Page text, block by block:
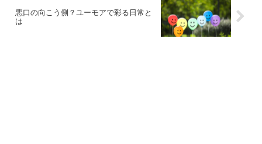
悪口の向こう側？ユーモアで彩る日常と
は